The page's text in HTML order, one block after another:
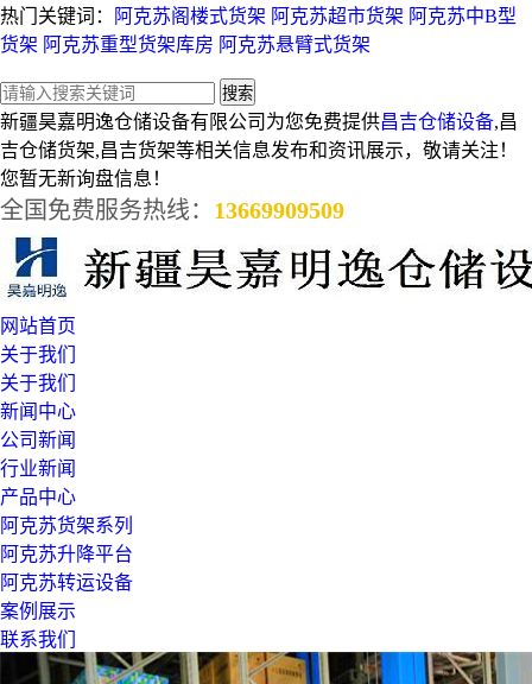
热门关键词： 阿克苏阁楼式货架 阿克苏超市货架 阿克苏中B型
货架 阿克苏重型货架库房 阿克苏悬臂式货架
新疆昊嘉明逸仓储设备有限公司为您免费提供昌吉仓储设备,昌
吉仓储货架,昌吉货架等相关信息发布和资讯展示，敬请关注！
您暂无新询盘信息！
全国免费服务热线： 13669909509
网站首页
关于我们
关于我们
新闻中心
公司新闻
行业新闻
产品中心
阿克苏货架系列
阿克苏升降平台
阿克苏转运设备
案例展示
联系我们